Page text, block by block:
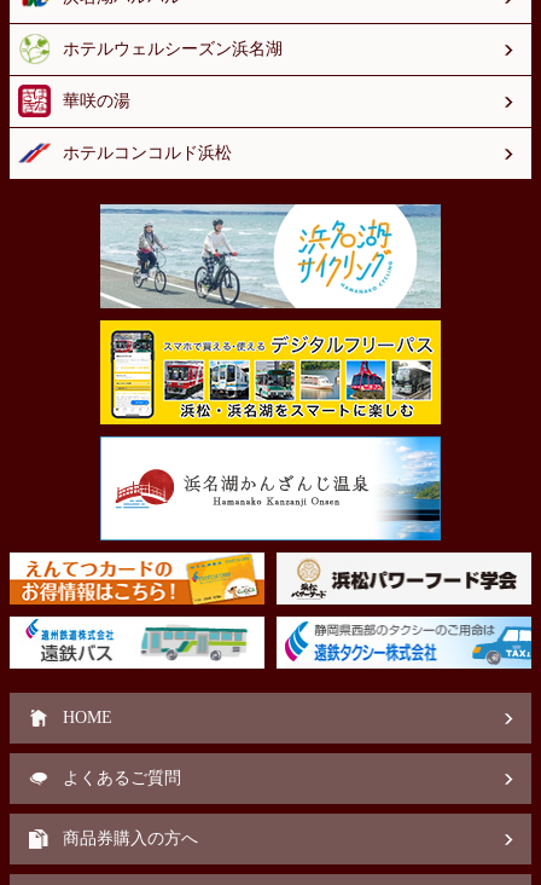
ホテルウェルシーズン浜名湖
華咲の湯
ホテルコンコルド浜松
HOME
よくあるご質問
商品券購入の方へ